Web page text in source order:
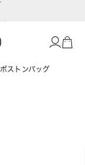
ボストンバッグ